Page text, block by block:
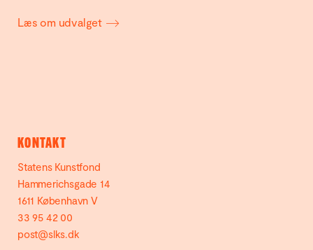
Læs om udvalget
KONTAKT
Statens Kunstfond
Hammerichsgade 14
1611 København V
33 95 42 00
post@slks.dk